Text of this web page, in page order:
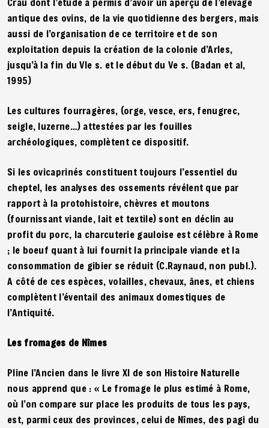
antique des ovins, de la vie quotidienne des bergers, mais
aussi de l’organisation de ce territoire et de son
exploitation depuis la création de la colonie d’Arles,
jusqu’à la fin du VIe s. et le début du Ve s. (Badan et al,
1995)
Les cultures fourragères, (orge, vesce, ers, fenugrec,
seigle, luzerne…) attestées par les fouilles
archéologiques, complètent ce dispositif.
Si les ovicaprinés constituent toujours l’essentiel du
cheptel, les analyses des ossements révélent que par
rapport à la protohistoire, chèvres et moutons
(fournissant viande, lait et textile) sont en déclin au
profit du porc, la charcuterie gauloise est célèbre à Rome
; le boeuf quant à lui fournit la principale viande et la
consommation de gibier se réduit (C.Raynaud, non publ.).
A côté de ces espèces, volailles, chevaux, ânes, et chiens
complètent l’éventail des animaux domestiques de
l’Antiquité.
Les fromages de Nîmes
Pline l’Ancien dans le livre XI de son Histoire Naturelle
nous apprend que : « Le fromage le plus estimé à Rome,
où l’on compare sur place les produits de tous les pays,
est, parmi ceux des provinces, celui de Nîmes, des pagi du